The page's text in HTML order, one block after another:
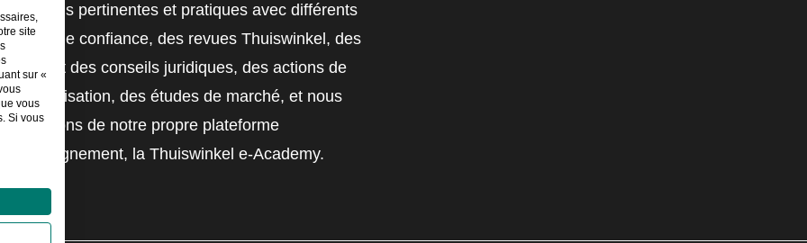
solutions pertinentes et pratiques avec différents
labels de confiance, des revues Thuiswinkel, des
outils et des conseils juridiques, des actions de
sensibilisation, des études de marché, et nous
disposons de notre propre plateforme
d'enseignement, la Thuiswinkel e-Academy.
site
sur «
vous
Si vous